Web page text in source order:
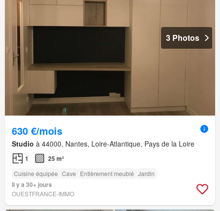
3 Photos
630 €/mois
Studio à 44000, Nantes, Loire-Atlantique, Pays de la Loire
1 25 m²
Cuisine équipée Cave Entièrement meublé Jardin
Il y a 30+ jours
OUESTFRANCE-IMMO